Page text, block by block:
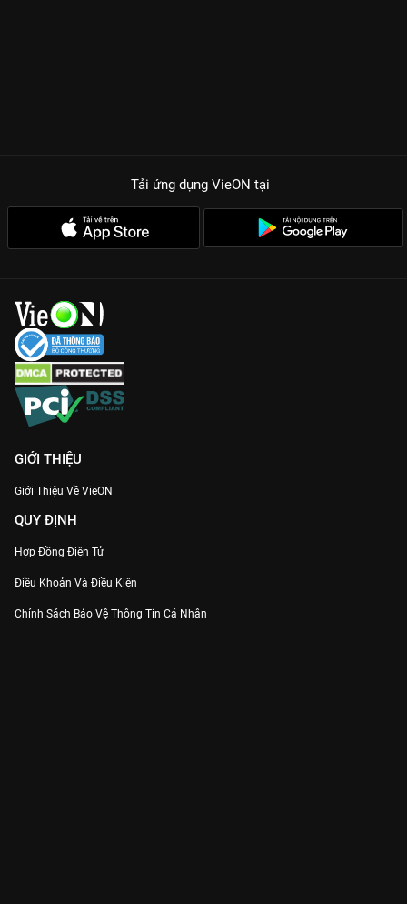
Tải ứng dụng VieON tại
GIỚI THIỆU
Giới Thiệu Về VieON
QUY ĐỊNH
Hợp Đồng Điện Tử
Điều Khoản Và Điều Kiện
Chính Sách Bảo Vệ Thông Tin Cá Nhân